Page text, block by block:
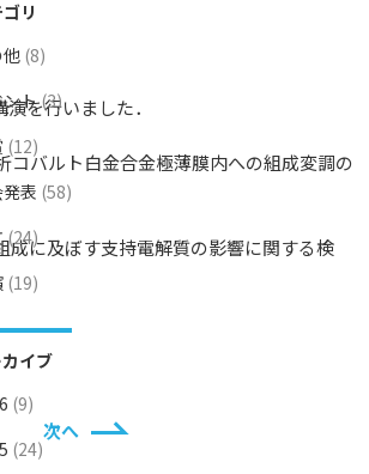
を行いました．
バルト白金合金極薄膜内への組成変調の
に及ぼす支持電解質の影響に関する検
次へ
リ
(8)
ント(3)
(12)
表 (58)
(24)
(19)
イブ
(9)
(24)